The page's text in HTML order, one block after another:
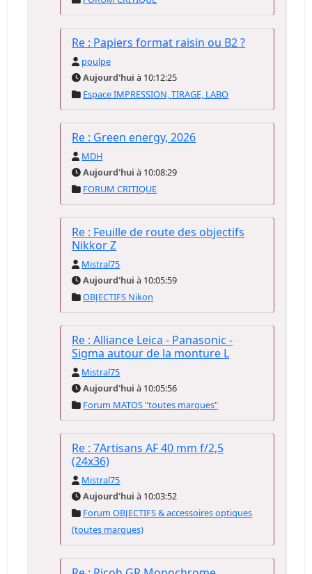
Re : Papiers format raisin ou B2 ?
poulpe
Aujourd'hui à 10:12:25
Espace IMPRESSION, TIRAGE, LABO
Re : Green energy, 2026
MDH
Aujourd'hui à 10:08:29
FORUM CRITIQUE
Re : Feuille de route des objectifs
Nikkor Z
Mistral75
Aujourd'hui à 10:05:59
OBJECTIFS Nikon
Re : Alliance Leica - Panasonic -
Sigma autour de la monture L
Mistral75
Aujourd'hui à 10:05:56
Forum MATOS "toutes marques"
Re : 7Artisans AF 40 mm f/2,5
(24x36)
Mistral75
Aujourd'hui à 10:03:52
Forum OBJECTIFS & accessoires optiques
(toutes marques)